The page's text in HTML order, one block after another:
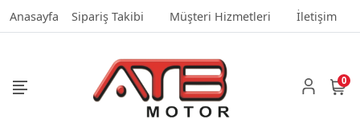
Anasayfa Sipariş Takibi Müşteri Hizmetleri İletişim
0